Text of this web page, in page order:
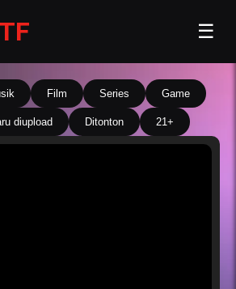
☰
Film Series Game
diupload Ditonton 21+